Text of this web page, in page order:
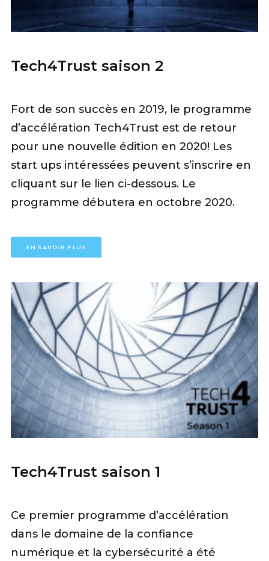
Tech4Trust saison 2
Fort de son succès en 2019, le programme
d’accélération Tech4Trust est de retour
pour une nouvelle édition en 2020! Les
start ups intéressées peuvent s’inscrire en
cliquant sur le lien ci-dessous. Le
programme débutera en octobre 2020.
EN SAVOIR PLUS
Tech4Trust saison 1
Ce premier programme d’accélération
dans le domaine de la confiance
numérique et la cybersécurité a été